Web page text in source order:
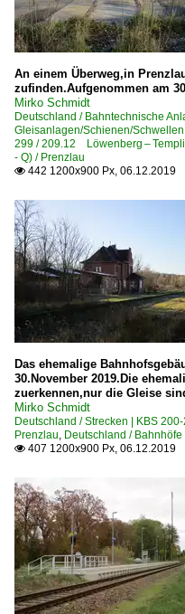
An einem Überweg,in
zufinden.Aufgenommen am
Mirko Schmidt
Deutschland / Bahntechnische
Gleisanlagen/Schienen/
299 / 209.12 Löwenberg –
- Q) / Prenzlau
 442 1200x900 Px, 06.12.2019
Das ehemalige
30.November 2019.Die
zuerkennen,nur die Gleise
Mirko Schmidt
Deutschland / Strecken | KBS
Prenzlau Deutschland / Bahnhöfe
 407 1200x900 Px, 06.12.2019